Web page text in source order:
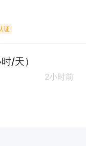
证
/天）
2小时前